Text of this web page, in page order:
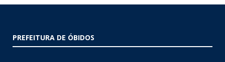
PREFEITURA DE ÓBIDOS